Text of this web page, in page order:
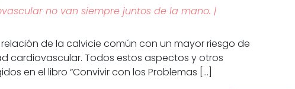
no van siempre juntos de la mano. |
de la calvicie común con un mayor riesgo de
cardiovascular. Todos estos aspectos y otros
en el libro “Convivir con los Problemas […]